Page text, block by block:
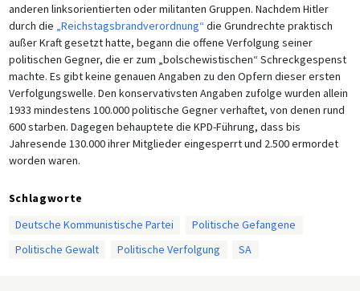
anderen linksorientierten oder militanten Gruppen. Nachdem Hitler
durch die „Reichstagsbrandverordnung“ die Grundrechte praktisch
außer Kraft gesetzt hatte, begann die offene Verfolgung seiner
politischen Gegner, die er zum „bolschewistischen“ Schreckgespenst
machte. Es gibt keine genauen Angaben zu den Opfern dieser ersten
Verfolgungswelle. Den konservativsten Angaben zufolge wurden allein
1933 mindestens 100.000 politische Gegner verhaftet, von denen rund
600 starben. Dagegen behauptete die KPD-Führung, dass bis
Jahresende 130.000 ihrer Mitglieder eingesperrt und 2.500 ermordet
worden waren.
Schlagworte
Deutsche Kommunistische Partei
Politische Gefangene
Politische Gewalt
Politische Verfolgung SA